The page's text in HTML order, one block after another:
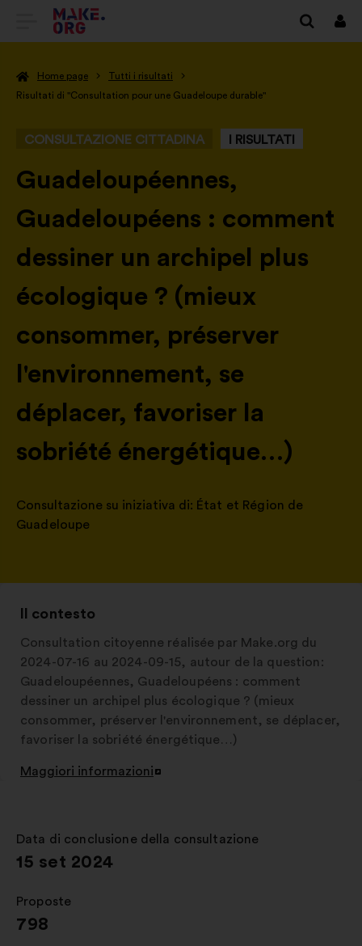
VAI
HOME
DI
MAKE.ORG
Home page
Tutti i risultati
Risultati di "Consultation pour une Guadeloupe durable"
CONSULTAZIONE CITTADINA I RISULTATI
-
Guadeloupéennes,
Guadeloupéens : comment
dessiner un archipel plus
écologique ? (mieux
consommer, préserver
l'environnement, se
déplacer, favoriser la
sobriété énergétique…)
Consultazione su iniziativa di: État et Région de
Guadeloupe
Il contesto
Consultation citoyenne réalisée par Make.org du
2024-07-16 au 2024-09-15, autour de la question:
Guadeloupéennes, Guadeloupéens : comment
dessiner un archipel plus écologique ? (mieux
consommer, préserver l'environnement, se déplacer,
favoriser la sobriété énergétique…)
Maggiori informazioni
Apri
scheda
Data di conclusione della consultazione
:
15 set 2024
Proposte
:
798